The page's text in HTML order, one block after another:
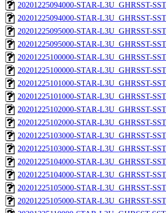
20201225094000-STAR-L3U_GHRSST-
20201225094000-STAR-L3U_GHRSST-
20201225095000-STAR-L3U_GHRSST-
20201225095000-STAR-L3U_GHRSST-
20201225100000-STAR-L3U_GHRSST-
20201225100000-STAR-L3U_GHRSST-
20201225101000-STAR-L3U_GHRSST-
20201225101000-STAR-L3U_GHRSST-
20201225102000-STAR-L3U_GHRSST-
20201225102000-STAR-L3U_GHRSST-
20201225103000-STAR-L3U_GHRSST-
20201225103000-STAR-L3U_GHRSST-
20201225104000-STAR-L3U_GHRSST-
20201225104000-STAR-L3U_GHRSST-
20201225105000-STAR-L3U_GHRSST-
20201225105000-STAR-L3U_GHRSST-